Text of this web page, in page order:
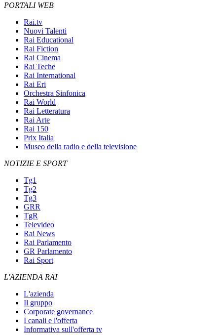
PORTALI WEB
Rai.tv
Nuovi Talenti
Rai Educational
Rai Fiction
Rai Cinema
Rai Teche
Rai International
Rai Eri
Orchestra Sinfonica
Rai World
Rai Letteratura
Rai Arte
Rai 150
Prix Italia
Museo della radio e della televisione
NOTIZIE E SPORT
Tg1
Tg2
Tg3
GRR
TgR
Televideo
Rai News
Rai Parlamento
GR Parlamento
Rai Sport
L'AZIENDA RAI
L'azienda
Il gruppo
Corporate governance
I canali e l'offerta
Informativa sull'offerta tv